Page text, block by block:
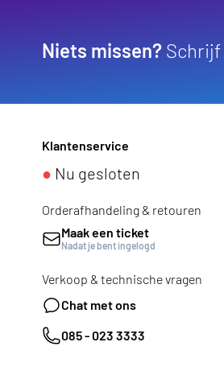
Niets missen? Schrijf
Klantenservice
● Nu gesloten
Orderafhandeling & retouren
Maak een ticket
Nadat je bent ingelogd
Verkoop & technische vragen
Chat met ons
085 - 023 3333